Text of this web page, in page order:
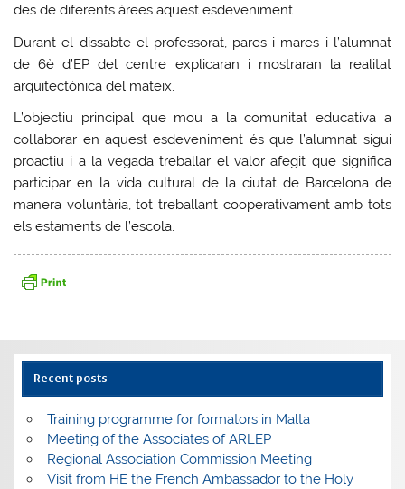
des de diferents àrees aquest esdeveniment.
Durant el dissabte el professorat, pares i mares i l’alumnat
de 6è d’EP del centre explicaran i mostraran la realitat
arquitectònica del mateix.
L’objectiu principal que mou a la comunitat educativa a
col·laborar en aquest esdeveniment és que l’alumnat sigui
proactiu i a la vegada treballar el valor afegit que significa
participar en la vida cultural de la ciutat de Barcelona de
manera voluntària, tot treballant cooperativament amb tots
els estaments de l’escola.
Recent posts
Training programme for formators in Malta
Meeting of the Associates of ARLEP
Regional Association Commission Meeting
Visit from HE the French Ambassador to the Holy